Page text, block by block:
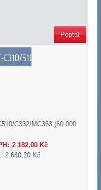
Poptat
510
C332/MC363 (60.000
2 182,00 Kč
2 640,20 Kč